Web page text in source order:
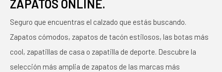
ZAPATOS ONLINE.
Seguro que encuentras el calzado que estás buscando.
Zapatos cómodos, zapatos de tacón estilosos, las botas más
cool, zapatillas de casa o zapatilla de deporte. Descubre la
selección más amplia de zapatos de las marcas más